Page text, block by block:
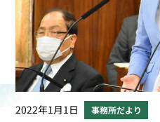
2022年1月1日 事務所だより